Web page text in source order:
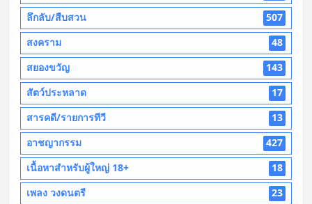
ลึกลับ/สืบสวน
507
สงคราม
48
สยองขวัญ
143
สัตว์ประหลาด
17
สารคดี/รายการทีวี
13
อาชญากรรม
427
เนื้อหาสำหรับผู้ใหญ่ 18+
18
เพลง วงดนตรี
23